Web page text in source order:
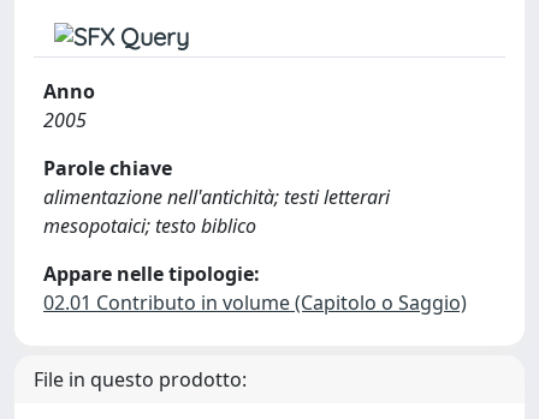
Anno
2005
Parole chiave
alimentazione nell'antichità; testi letterari
mesopotaici; testo biblico
Appare nelle tipologie:
02.01 Contributo in volume (Capitolo o Saggio)
File in questo prodotto: